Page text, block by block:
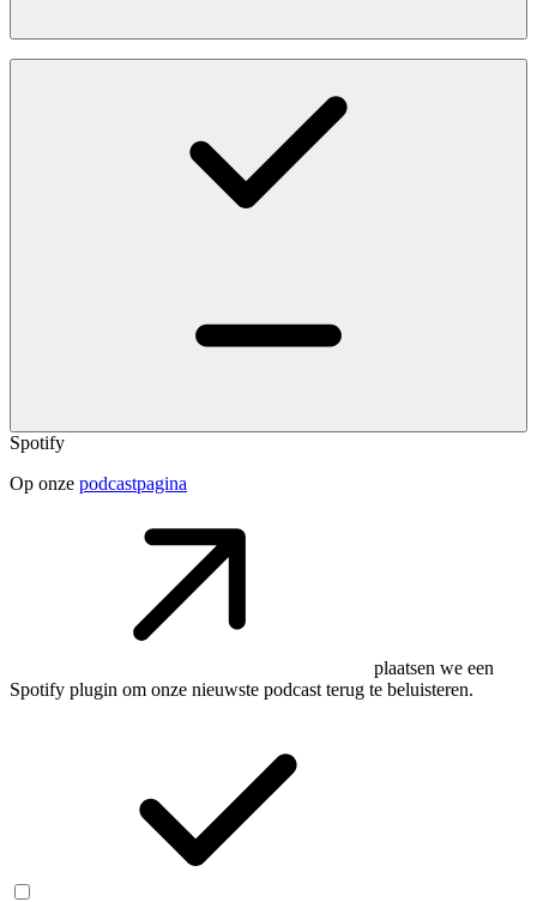
Spotify
Op onze podcastpagina
plaatsen we een
Spotify plugin om onze nieuwste podcast terug te beluisteren.